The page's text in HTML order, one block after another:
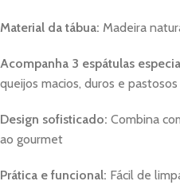
Material da tábua: Madeira
Acompanha 3 espátulas
queijos macios, duros e pastosos
Design sofisticado: Combina
ao gourmet
Prática e funcional: Fácil de